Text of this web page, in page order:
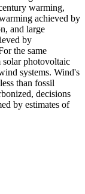
warming,
achieved by
and large
by
the same
solar photovoltaic
systems. Wind's
than fossil
decisions
by estimates of